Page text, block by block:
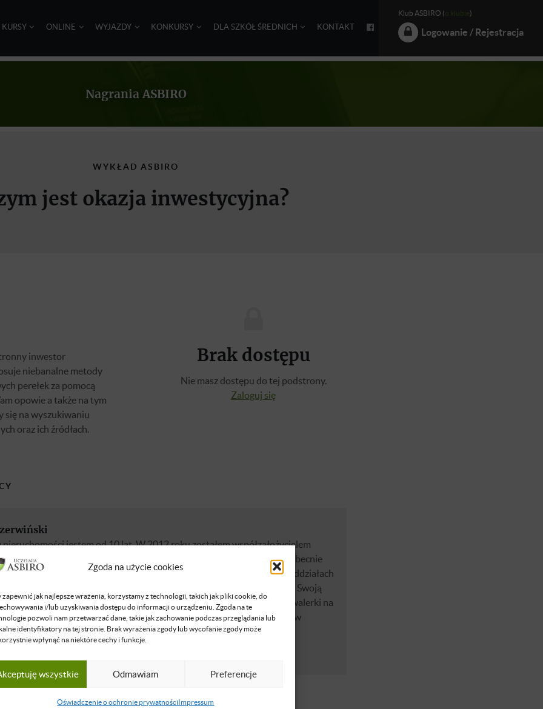
Zgoda na użycie cookies
zapewnić jak najlepsze wrażenia, korzystamy z technologii, takich jak pliki cookie, do
i/lub uzyskiwania dostępu do informacji o urządzeniu. Zgoda na te
pozwoli nam przetwarzać dane, takie jak zachowanie podczas przeglądania lub
identyfikatory na tej stronie. Brak wyrażenia zgody lub wycofanie zgody może
wpłynąć na niektóre cechy i funkcje.
wszystkie Odmawiam Preferencje
Oświadczenie o ochronie prywatnościImpressum
ONLINE WYJAZDY KONKURSY DLA SZKÓŁ ŚREDNICH KONTAKT
Klub ASBIRO ( o klubie)
Logowanie / Rejestracja
Nagrania ASBIRO
WYKŁAD ASBIRO
jest okazja inwestycyjna?
inwestor
niebanalne metody
perełek za pomocą
opowie a także na tym
się na wyszukiwaniu
oraz ich źródłach.
Brak dostępu
Nie masz dostępu do tej podstrony.
Zaloguj się
jestem od 10 lat. W 2012 roku zostałem współzałożycielem
właścicieli nieruchomości na wynajem \"Mieszkanicznik\" które obecnie
członków regularnie spotykających się w 17 miastach w Polsce i 5 oddziałach
Polski. W 2018 zostałem Honorowym członkiem Stowarzyszenia. Swoją
jak większość inwestorów rozpocząłem od inwestycji w kawalerki na
samego początku działając na rynku nieruchomości specjalizuje się w
okazji rynkowych. Stosuje zarówno metody (...)
więcej